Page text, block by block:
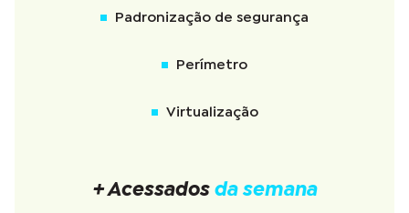
Padronização de segurança
Perímetro
Virtualização
+ Acessados da semana